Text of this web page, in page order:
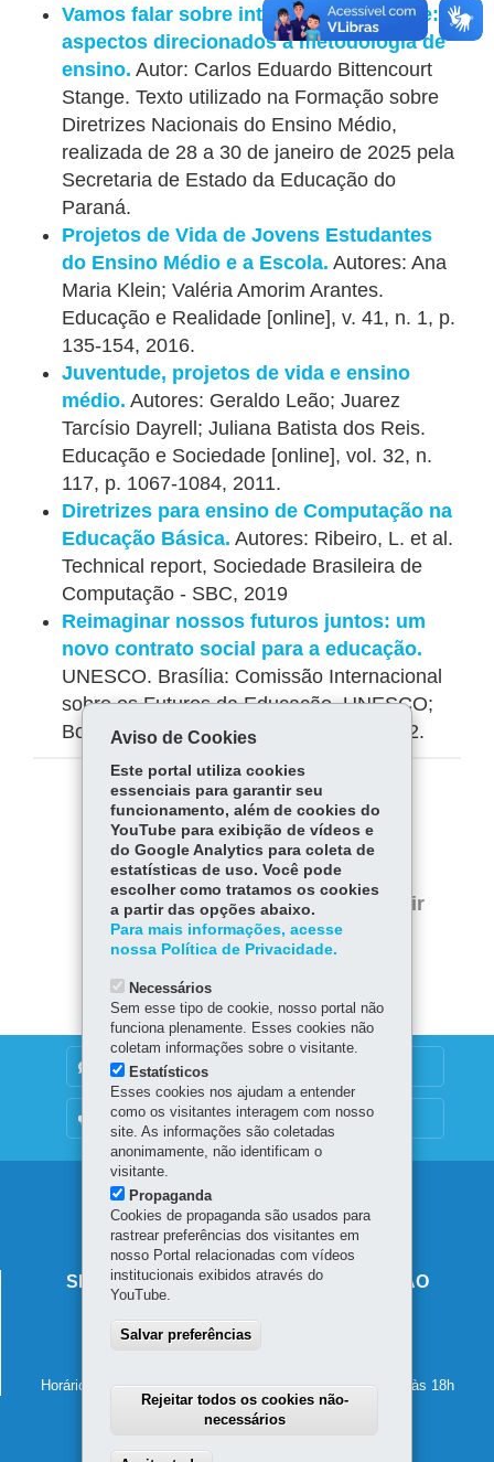
Vamos falar sobre interdisciplinaridade:
aspectos direcionados a metodologia de
ensino. Autor: Carlos Eduardo Bittencourt
Stange. Texto utilizado na Formação sobre
Diretrizes Nacionais do Ensino Médio,
realizada de 28 a 30 de janeiro de 2025 pela
Secretaria de Estado da Educação do
Paraná.
Projetos de Vida de Jovens Estudantes
do Ensino Médio e a Escola. Autores: Ana
Maria Klein; Valéria Amorim Arantes.
Educação e Realidade [online], v. 41, n. 1, p.
135-154, 2016.
Juventude, projetos de vida e ensino
médio. Autores: Geraldo Leão; Juarez
Tarcísio Dayrell; Juliana Batista dos Reis.
Educação e Sociedade [online], vol. 32, n.
117, p. 1067-1084, 2011.
Diretrizes para ensino de Computação na
Educação Básica. Autores: Ribeiro, L. et al.
Technical report, Sociedade Brasileira de
Computação - SBC, 2019
Reimaginar nossos futuros juntos: um
novo contrato social para a educação.
UNESCO. Brasília: Comissão Internacional
sobre os Futuros da Educação, UNESCO;
Boadilla del Monte: Fundación SM, 2022.
COMPARTILHE:
Fa
ce
bo
ok
Tw
itt
er
W
ha
ts
Ap
p
Voltar Início
Imprimir
Baixar
DENUNCIE CORRUPÇÃO
OUVIDORIA
Navegação
principal
SECRETARIA DE ESTADO DA EDUCAÇÃO
80610-011-Curitiba
Horário de atendimento: de segunda a sexta-feira, das 8h às 18h
Aviso de Cookies
Este portal utiliza cookies
essenciais para garantir seu
funcionamento, além de cookies do
YouTube para exibição de vídeos e
do Google Analytics para coleta de
estatísticas de uso. Você pode
escolher como tratamos os cookies
a partir das opções abaixo.
Para mais informações, acesse
nossa Política de Privacidade.
Necessários
Sem esse tipo de cookie, nosso portal não
funciona plenamente. Esses cookies não
coletam informações sobre o visitante.
Estatísticos
Esses cookies nos ajudam a entender
como os visitantes interagem com nosso
site. As informações são coletadas
anonimamente, não identificam o
visitante.
Propaganda
Cookies de propaganda são usados para
rastrear preferências dos visitantes em
nosso Portal relacionadas com vídeos
institucionais exibidos através do
YouTube.
Salvar preferências
Rejeitar todos os cookies não-
necessários